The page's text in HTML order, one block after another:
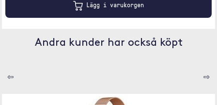
Lägg i varukorgen
Andra kunder har också köpt
⇦ ⇨